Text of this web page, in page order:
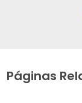
Páginas